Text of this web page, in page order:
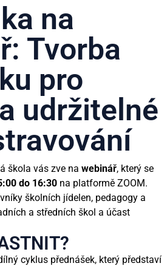
na
Tvorba
pro
udržitelné
škola vás zve na webinář, který se
do 16:30 na platformě ZOOM.
školních jídelen, pedagogy a
a středních škol a účast
cyklus přednášek, který představí